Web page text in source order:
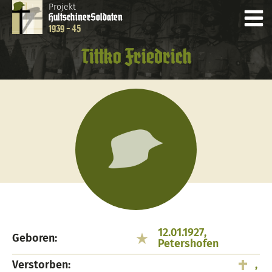
Projekt
HultschinerSoldaten
1939 - 45
Tittko Friedrich
Geboren:
12.01.1927,
Petershofen
Verstorben:
,